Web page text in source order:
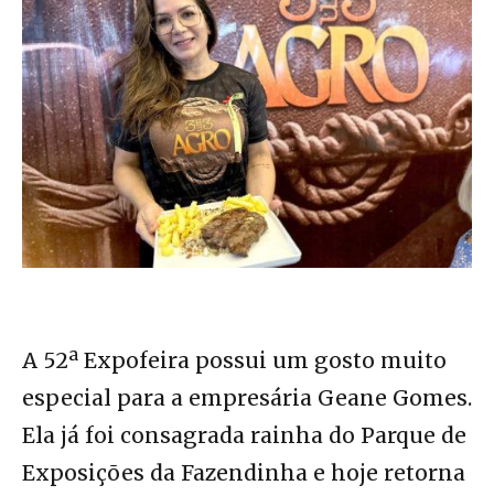
A 52ª Expofeira possui um gosto muito
especial para a empresária Geane Gomes.
Ela já foi consagrada rainha do Parque de
Exposições da Fazendinha e hoje retorna